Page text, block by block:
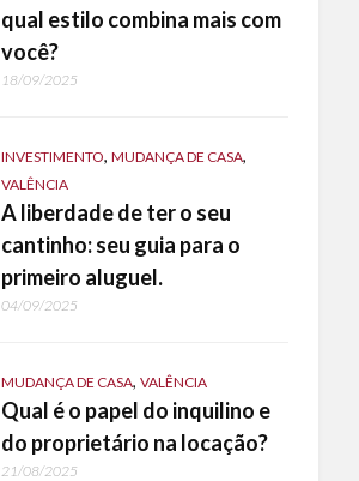
qual estilo combina mais com
você?
18/09/2025
INVESTIMENTO, MUDANÇA DE CASA,
VALÊNCIA
A liberdade de ter o seu
cantinho: seu guia para o
primeiro aluguel.
04/09/2025
MUDANÇA DE CASA, VALÊNCIA
Qual é o papel do inquilino e
do proprietário na locação?
21/08/2025